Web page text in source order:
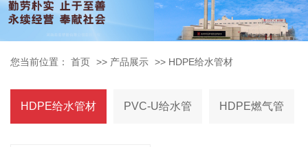
您当前位置： 首页 >> 产品展示 >> HDPE给水管材
HDPE给水管材 PVC-U给水管 HDPE燃气管